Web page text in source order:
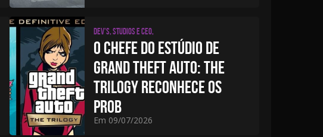
Dev's, studios e CEO,
O CHEFE DO ESTÚDIO DE
GRAND THEFT AUTO: THE
TRILOGY RECONHECE OS
PROB
Em 09/07/2026